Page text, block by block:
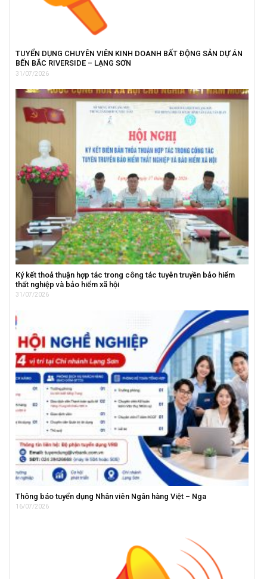
TUYỂN DỤNG CHUYÊN VIÊN KINH DOANH BẤT ĐỘNG SẢN DỰ ÁN
BẾN BẮC RIVERSIDE – LẠNG SƠN
31/07/2026
Ký kết thoả thuận hợp tác trong công tác tuyên truyền bảo hiểm
thất nghiệp và bảo hiểm xã hội
31/07/2026
Thông báo tuyển dụng Nhân viên Ngân hàng Việt – Nga
16/07/2026